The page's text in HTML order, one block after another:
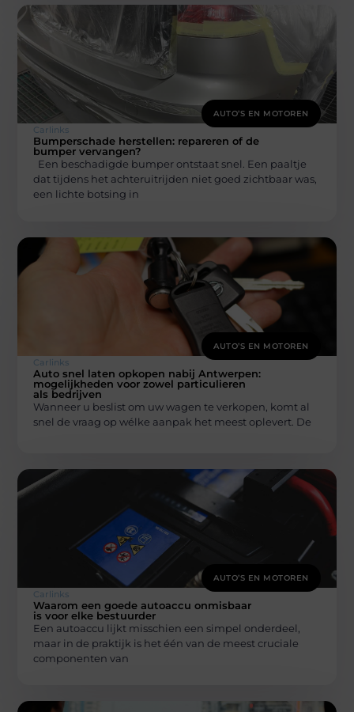
AUTO’S EN MOTOREN
Carlinks
Bumperschade herstellen: repareren of de
bumper vervangen?
Een beschadigde bumper ontstaat snel. Een paaltje
dat tijdens het achteruitrijden niet goed zichtbaar was,
een lichte botsing in
AUTO’S EN MOTOREN
Carlinks
Auto snel laten opkopen nabij Antwerpen:
mogelijkheden voor zowel particulieren
als bedrijven
Wanneer u beslist om uw wagen te verkopen, komt al
snel de vraag op wélke aanpak het meest oplevert. De
AUTO’S EN MOTOREN
Carlinks
Waarom een goede autoaccu onmisbaar
is voor elke bestuurder
Een autoaccu lijkt misschien een simpel onderdeel,
maar in de praktijk is het één van de meest cruciale
componenten van